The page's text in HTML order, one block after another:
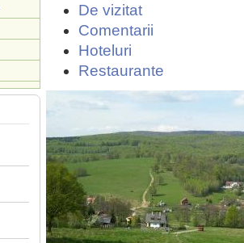
De vizitat
Comentarii
Hoteluri
Restaurante